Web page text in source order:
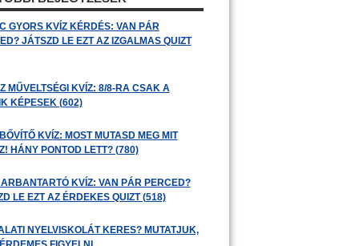
GYORS KVÍZ KÉRDÉS: VAN PÁR
JÁTSZD LE EZT AZ IZGALMAS QUIZT
MŰVELTSÉGI KVÍZ: 8/8-RA CSAK A
KÉPESEK (602)
KVÍZ: MOST MUTASD MEG MIT
HÁNY PONTOD LETT? (780)
KVÍZ: VAN PÁR PERCED?
LE EZT AZ ÉRDEKES QUIZT (518)
NYELVISKOLÁT KERES? MUTATJUK,